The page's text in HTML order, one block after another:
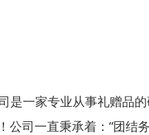
是一家专业从事礼赠品
公司一直秉承着：“团结